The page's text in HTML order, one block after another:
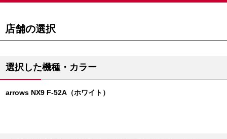
店舗の選択
選択した機種・カラー
arrows NX9 F-52A（ホワイト）